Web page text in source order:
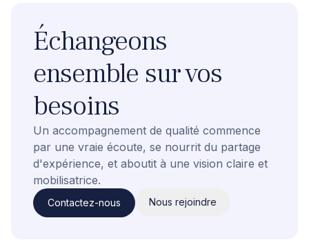
Échangeons
ensemble sur vos
besoins
Un accompagnement de qualité commence
par une vraie écoute, se nourrit du partage
d'expérience, et aboutit à une vision claire et
mobilisatrice.
Contactez-nous Nous rejoindre